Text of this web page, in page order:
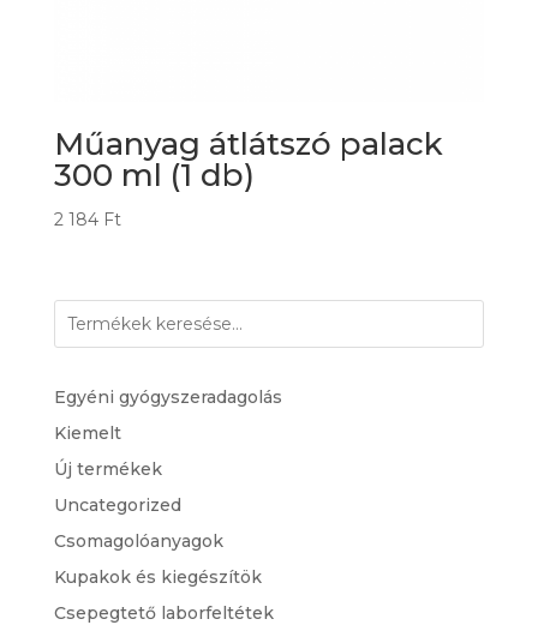
Műanyag átlátszó palack
300 ml (1 db)
2 184 Ft
Egyéni gyógyszeradagolás
Kiemelt
Új termékek
Uncategorized
Csomagolóanyagok
Kupakok és kiegészítök
Csepegtető laborfeltétek